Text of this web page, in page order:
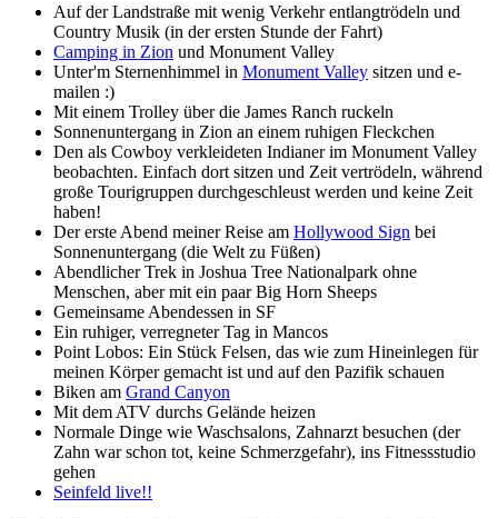
Auf der Landstraße mit wenig Verkehr entlangtrödeln und
Country Musik (in der ersten Stunde der Fahrt)
Camping in Zion und Monument Valley
Unter'm Sternenhimmel in Monument Valley sitzen und e-
mailen :)
Mit einem Trolley über die James Ranch ruckeln
Sonnenuntergang in Zion an einem ruhigen Fleckchen
Den als Cowboy verkleideten Indianer im Monument Valley
beobachten. Einfach dort sitzen und Zeit vertrödeln, während
große Tourigruppen durchgeschleust werden und keine Zeit
haben!
Der erste Abend meiner Reise am Hollywood Sign bei
Sonnenuntergang (die Welt zu Füßen)
Abendlicher Trek in Joshua Tree Nationalpark ohne
Menschen, aber mit ein paar Big Horn Sheeps
Gemeinsame Abendessen in SF
Ein ruhiger, verregneter Tag in Mancos
Point Lobos: Ein Stück Felsen, das wie zum Hineinlegen für
meinen Körper gemacht ist und auf den Pazifik schauen
Biken am Grand Canyon
Mit dem ATV durchs Gelände heizen
Normale Dinge wie Waschsalons, Zahnarzt besuchen (der
Zahn war schon tot, keine Schmerzgefahr), ins Fitnessstudio
gehen
Seinfeld live!!